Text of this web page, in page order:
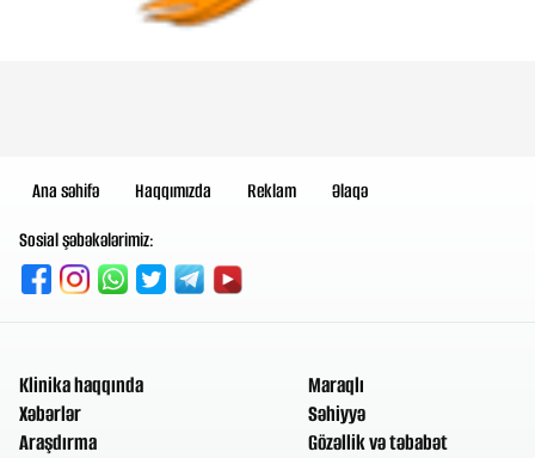
Ana səhifə Haqqımızda Reklam
Əlaqə
Sosial şəbəkələrimiz:
Klinika haqqında
Xəbərlər
Araşdırma
Maraqlı
Səhiyyə
Gözəllik və təbabət